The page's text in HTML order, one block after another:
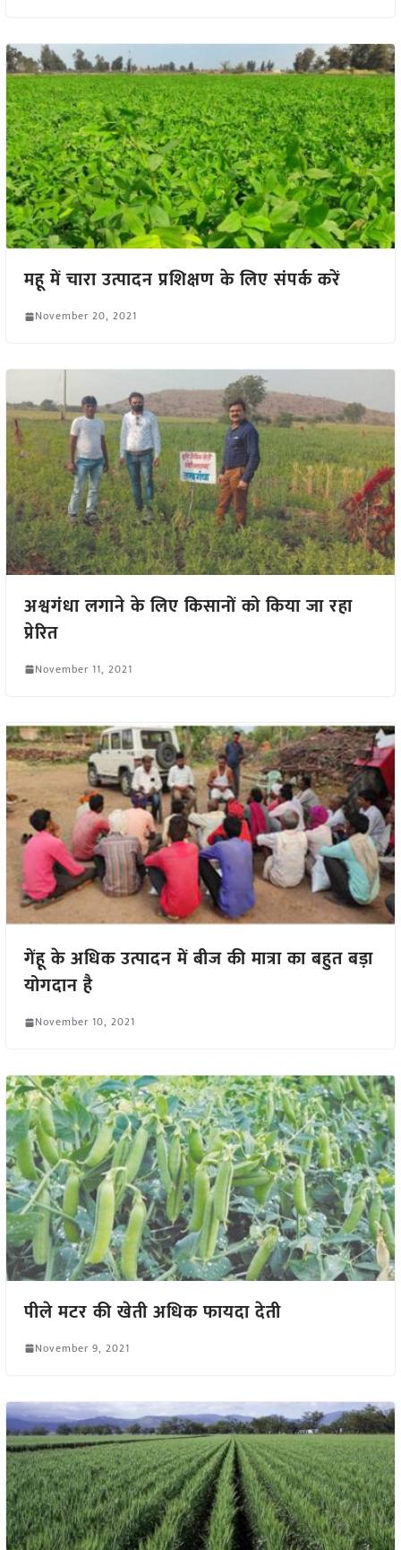
महू में चारा उत्पादन प्रशिक्षण के लिए संपर्क करें
November 20, 2021
अश्वगंधा लगाने के लिए किसानों को किया जा रहा
प्रेरित
November 11, 2021
गेंहू के अधिक उत्पादन में बीज की मात्रा का बहुत बड़ा
योगदान है
November 10, 2021
पीले मटर की खेती अधिक फायदा देती
November 9, 2021